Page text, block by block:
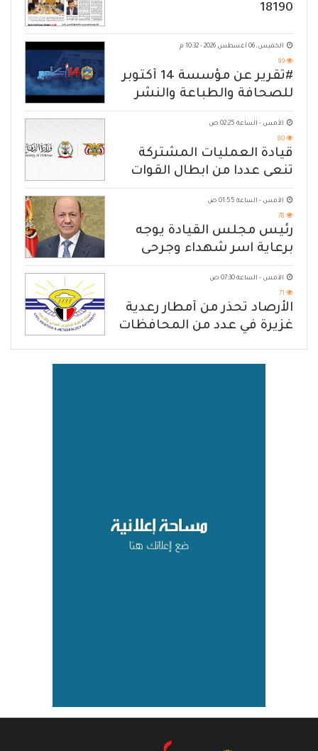
18190
الخميس, 06 أغسطس 2026 - 10:32 م
99
#تقرير عن مؤسسة 14 أكتوبر
للصحافة والطباعة والنشر
الأمس - الساعة 02:25 ص
80
قيادة العمليات المشتركة
تنعى عددا من ابطال القوات
المسلحة
الأمس - الساعة 01:55 ص
78
رئيس مجلس القيادة يوجه
برعاية اسر شهداء وجرحى
الهجوم الإرهابي الحوثي والرد
الحازم على مصدر التهديد
الأمس - الساعة 07:30 ص
71
الأرصاد تحذّر من أمطار رعدية
غزيرة في عدد من المحافظات